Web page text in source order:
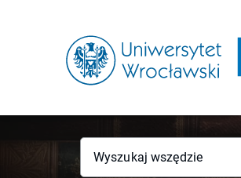
Wyszukaj wszędzie